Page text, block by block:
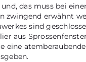
das muss bei
zwingend erwähnt
sind
aus
eine